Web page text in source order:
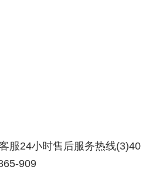
服24小时售后服务热线(3)40
909